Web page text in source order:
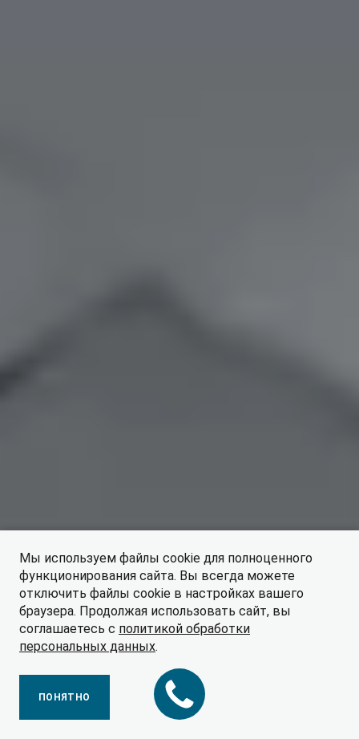
ПОЛУЧИТЬ ПРЕДЛОЖЕНИЕ
ПРАЙС-ЛИСТ
Мы используем файлы cookie для полноценного
функционирования сайта. Вы всегда можете
отключить файлы cookie в настройках вашего
браузера. Продолжая использовать сайт, вы
соглашаетесь с политикой обработки
персональных данных.
ПОНЯТНО